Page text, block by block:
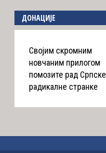
ДОНАЦИЈЕ
Својим скромним
новчаним прилогом
помозите рад Српске
радикалне странке